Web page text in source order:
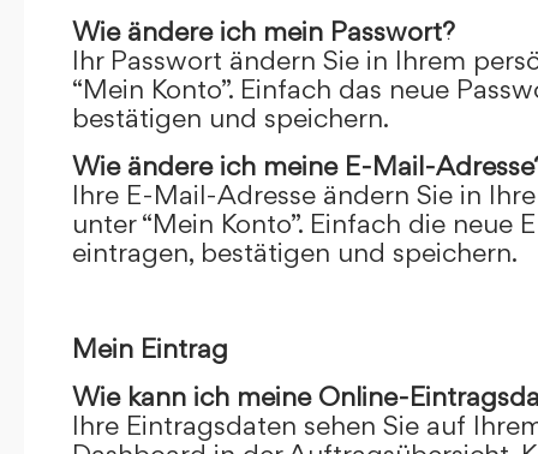
Wie ändere ich mein Passwort?
Ihr Passwort ändern Sie in Ihrem
“Mein Konto”. Einfach das neue
bestätigen und speichern.
Wie ändere ich meine E-Mail-
Ihre E-Mail-Adresse ändern Sie in
unter “Mein Konto”. Einfach die neue
eintragen, bestätigen und speichern.
Mein Eintrag
Wie kann ich meine Online-
Ihre Eintragsdaten sehen Sie auf